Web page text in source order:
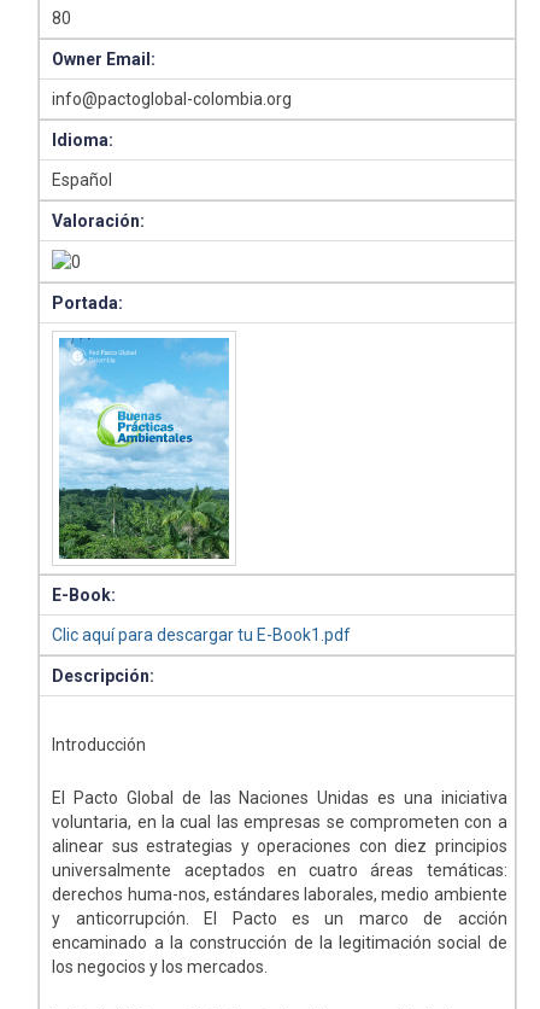
80
Owner Email:
info@pactoglobal-colombia.org
Idioma:
Español
Valoración:
Portada:
E-Book:
Clic aquí para descargar tu E-Book1.pdf
Descripción:
Introducción
El Pacto Global de las Naciones Unidas es una iniciativa
voluntaria, en la cual las empresas se comprometen con a
alinear sus estrategias y operaciones con diez principios
universalmente aceptados en cuatro áreas temáticas:
derechos huma-nos, estándares laborales, medio ambiente
y anticorrupción. El Pacto es un marco de acción
encaminado a la construcción de la legitimación social de
los negocios y los mercados.